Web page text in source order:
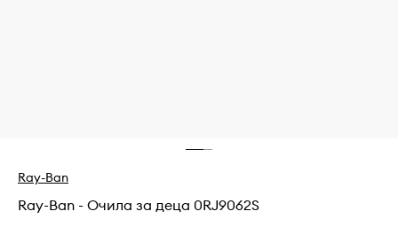
Ray-Ban
Ray-Ban - Очила за деца 0RJ9062S